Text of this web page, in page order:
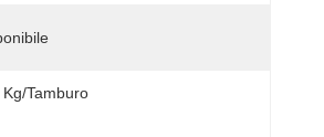
Kg/tamburo